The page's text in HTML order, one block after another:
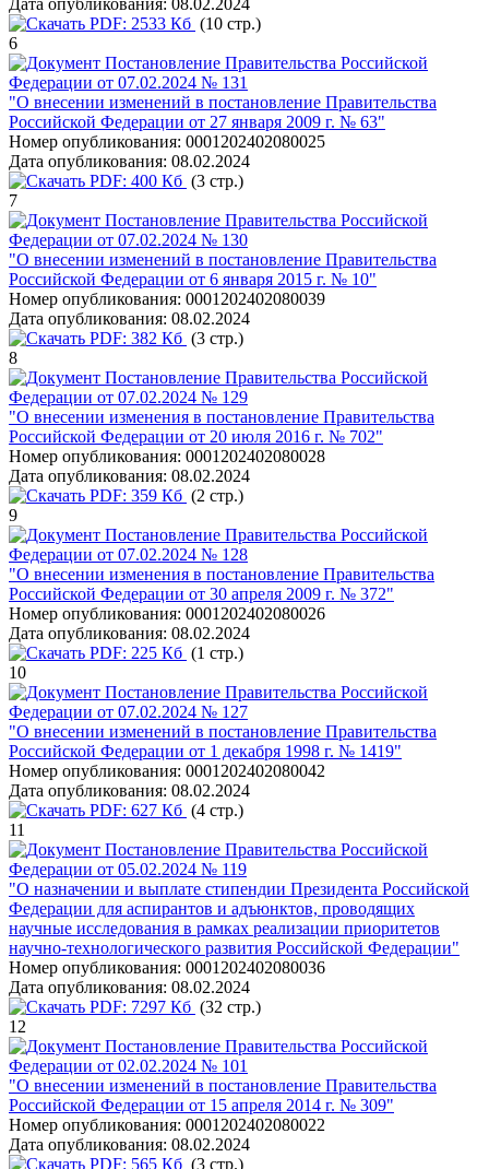
Дата опубликования: 08.02.2024
PDF: 2533 Кб (10 стр.)
6
Постановление Правительства Российской
Федерации от 07.02.2024 № 131
"О внесении изменений в постановление Правительства
Российской Федерации от 27 января 2009 г. № 63"
Номер опубликования: 0001202402080025
Дата опубликования: 08.02.2024
PDF: 400 Кб (3 стр.)
7
Постановление Правительства Российской
Федерации от 07.02.2024 № 130
"О внесении изменений в постановление Правительства
Российской Федерации от 6 января 2015 г. № 10"
Номер опубликования: 0001202402080039
Дата опубликования: 08.02.2024
PDF: 382 Кб (3 стр.)
8
Постановление Правительства Российской
Федерации от 07.02.2024 № 129
"О внесении изменения в постановление Правительства
Российской Федерации от 20 июля 2016 г. № 702"
Номер опубликования: 0001202402080028
Дата опубликования: 08.02.2024
PDF: 359 Кб (2 стр.)
9
Постановление Правительства Российской
Федерации от 07.02.2024 № 128
"О внесении изменения в постановление Правительства
Российской Федерации от 30 апреля 2009 г. № 372"
Номер опубликования: 0001202402080026
Дата опубликования: 08.02.2024
PDF: 225 Кб (1 стр.)
10
Постановление Правительства Российской
Федерации от 07.02.2024 № 127
"О внесении изменений в постановление Правительства
Российской Федерации от 1 декабря 1998 г. № 1419"
Номер опубликования: 0001202402080042
Дата опубликования: 08.02.2024
PDF: 627 Кб (4 стр.)
11
Постановление Правительства Российской
Федерации от 05.02.2024 № 119
"О назначении и выплате стипендии Президента Российской
Федерации для аспирантов и адъюнктов, проводящих
научные исследования в рамках реализации приоритетов
научно-технологического развития Российской Федерации"
Номер опубликования: 0001202402080036
Дата опубликования: 08.02.2024
PDF: 7297 Кб (32 стр.)
12
Постановление Правительства Российской
Федерации от 02.02.2024 № 101
"О внесении изменений в постановление Правительства
Российской Федерации от 15 апреля 2014 г. № 309"
Номер опубликования: 0001202402080022
Дата опубликования: 08.02.2024
PDF: 565 Кб (3 стр.)